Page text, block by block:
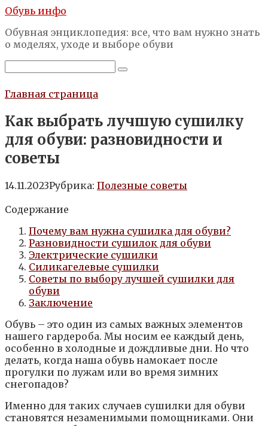
Перейти
контенту
Обувь инфо
Обувная энциклопедия: все, что вам нужно знать
о моделях, уходе и выборе обуви
Главная страница
Как выбрать лучшую сушилку
для обуви: разновидности и
советы
14.11.2023Рубрика: Полезные советы
Содержание
Почему вам нужна сушилка для обуви?
Разновидности сушилок для обуви
Электрические сушилки
Силикагелевые сушилки
Советы по выбору лучшей сушилки для
обуви
Заключение
Обувь – это один из самых важных элементов
нашего гардероба. Мы носим ее каждый день,
особенно в холодные и дождливые дни. Но что
делать, когда наша обувь намокает после
прогулки по лужам или во время зимних
снегопадов?
Именно для таких случаев сушилки для обуви
становятся незаменимыми помощниками. Они